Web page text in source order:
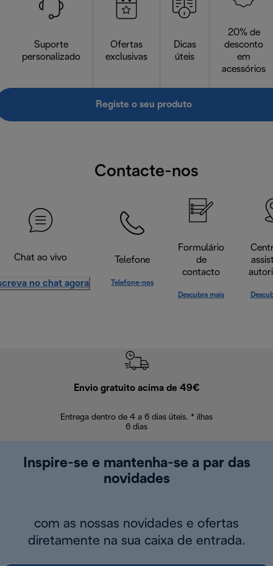
Suporte
personalizado
Ofertas
exclusivas
Dicas
úteis
20% de
desconto
em
acessórios
Registe o seu produto
Contacte-nos
Chat ao vivo
no chat agora
Telefone
Telefone-nos
Formulário
de
contacto
Descubra mais
Envio gratuito acima de 49€
Entrega dentro de 4 a 6 dias úteis. * ilhas
6 dias
Inspire-se e mantenha-se a par das
novidades
com as nossas novidades e ofertas
diretamente na sua caixa de entrada.